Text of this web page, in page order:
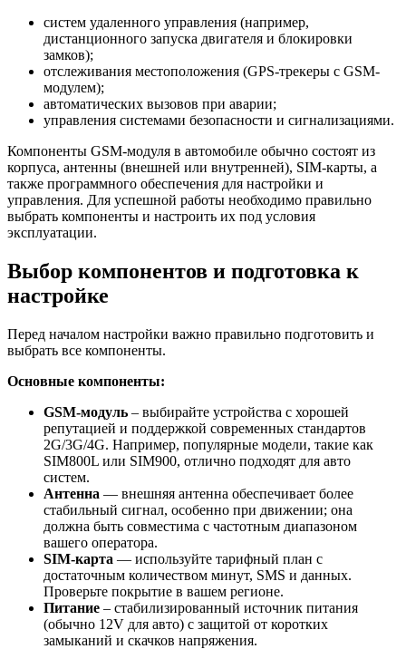
систем удаленного управления (например,
дистанционного запуска двигателя и блокировки
замков);
отслеживания местоположения (GPS-трекеры с GSM-
модулем);
автоматических вызовов при аварии;
управления системами безопасности и сигнализациями.
Компоненты GSM-модуля в автомобиле обычно состоят из
корпуса, антенны (внешней или внутренней), SIM-карты, а
также программного обеспечения для настройки и
управления. Для успешной работы необходимо правильно
выбрать компоненты и настроить их под условия
эксплуатации.
Выбор компонентов и подготовка к
настройке
Перед началом настройки важно правильно подготовить и
выбрать все компоненты.
Основные компоненты:
GSM-модуль – выбирайте устройства с хорошей
репутацией и поддержкой современных стандартов
2G/3G/4G. Например, популярные модели, такие как
SIM800L или SIM900, отлично подходят для авто
систем.
Антенна — внешняя антенна обеспечивает более
стабильный сигнал, особенно при движении; она
должна быть совместима с частотным диапазоном
вашего оператора.
SIM-карта — используйте тарифный план с
достаточным количеством минут, SMS и данных.
Проверьте покрытие в вашем регионе.
Питание – стабилизированный источник питания
(обычно 12V для авто) с защитой от коротких
замыканий и скачков напряжения.